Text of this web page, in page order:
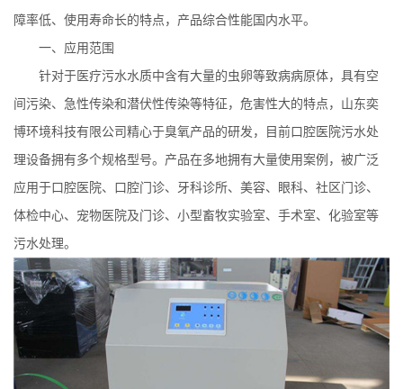
障率低、使用寿命长的特点，产品综合性能国内水平。
一、应用范围
针对于医疗污水水质中含有大量的虫卵等致病病原体，具有空
间污染、急性传染和潜伏性传染等特征，危害性大的特点，山东奕
博环境科技有限公司精心于臭氧产品的研发，目前口腔医院污水处
理设备拥有多个规格型号。产品在多地拥有大量使用案例，被广泛
应用于口腔医院、口腔门诊、牙科诊所、美容、眼科、社区门诊、
体检中心、宠物医院及门诊、小型畜牧实验室、手术室、化验室等
污水处理。